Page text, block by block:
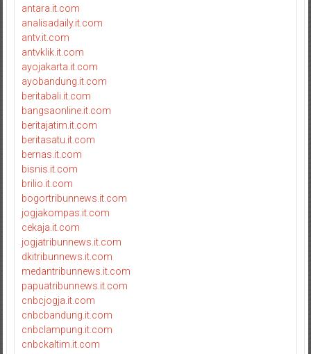
antara.it.com
analisadaily.it.com
antv.it.com
antvklik.it.com
ayojakarta.it.com
ayobandung.it.com
beritabali.it.com
bangsaonline.it.com
beritajatim.it.com
beritasatu.it.com
bernas.it.com
bisnis.it.com
brilio.it.com
bogortribunnews.it.com
jogjakompas.it.com
cekaja.it.com
jogjatribunnews.it.com
dkitribunnews.it.com
medantribunnews.it.com
papuatribunnews.it.com
cnbcjogja.it.com
cnbcbandung.it.com
cnbclampung.it.com
cnbckaltim.it.com